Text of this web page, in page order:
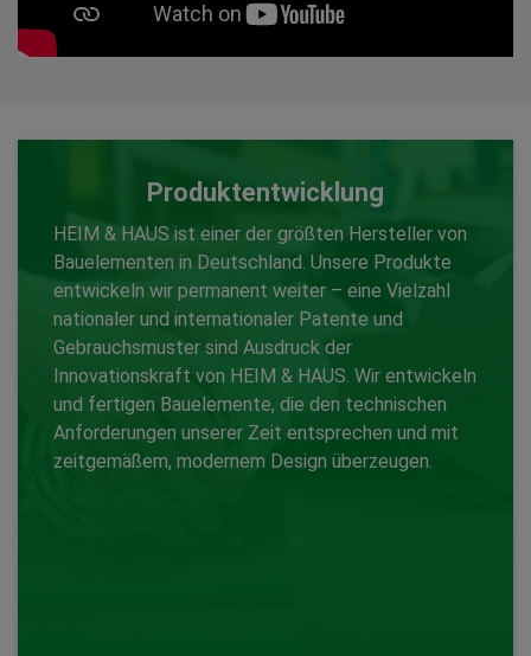
Produktentwicklung
HEIM & HAUS ist einer der größten Hersteller von
Bauelementen in Deutschland. Unsere Produkte
entwickeln wir permanent weiter – eine Vielzahl
nationaler und internationaler Patente und
Gebrauchsmuster sind Ausdruck der
Innovationskraft von HEIM & HAUS. Wir entwickeln
und fertigen Bauelemente, die den technischen
Anforderungen unserer Zeit entsprechen und mit
zeitgemäßem, modernem Design überzeugen.
Produktentwicklung
Zurück